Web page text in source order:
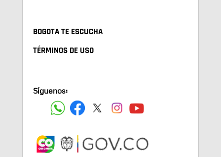
BOGOTA TE ESCUCHA
TÉRMINOS DE USO
Síguenos: